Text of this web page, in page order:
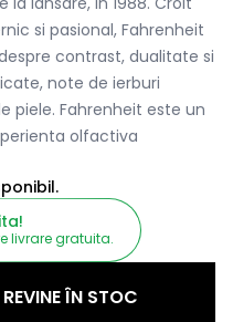
si pasional, Fahrenheit
contrast, dualitate si
note de ierburi
piele. Fahrenheit este un
olfactiva
livrare gratuita.
ÎN STOC